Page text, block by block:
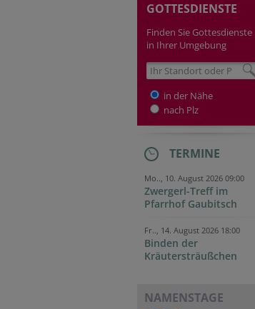
GOTTESDIENSTE
Finden Sie Gottesdienste
in Ihrer Umgebung
in der Nähe
nach Plz
TERMINE
Mo.., 10. August 2026 09:00
Zwergerl-Treff im
Pfarrhof Gaubitsch
Fr.., 14. August 2026 18:00
Binden der
Kräutersträußchen
NAMENSTAGE